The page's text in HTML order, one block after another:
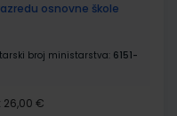
osnovne škole
broj ministarstva: 6151-
26,00 €